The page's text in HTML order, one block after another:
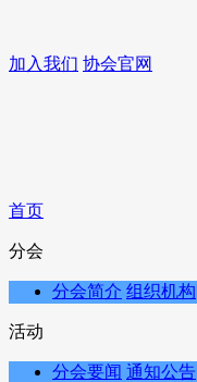
加入我们 协会官网
首页
分会
分会简介 组织机构
活动
分会要闻 通知公告